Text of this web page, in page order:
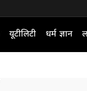
यूटीलिटी धर्म ज्ञान